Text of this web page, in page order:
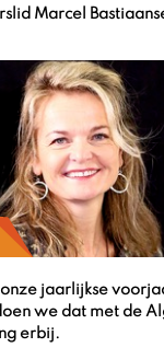
Marcel
jaarlijkse
we dat met de
erbij.